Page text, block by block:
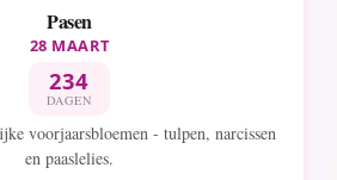
Pasen
28 MAART
234
DAGEN
voorjaarsbloemen - tulpen, narcissen
en paaslelies.